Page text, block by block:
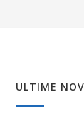
ULTIME